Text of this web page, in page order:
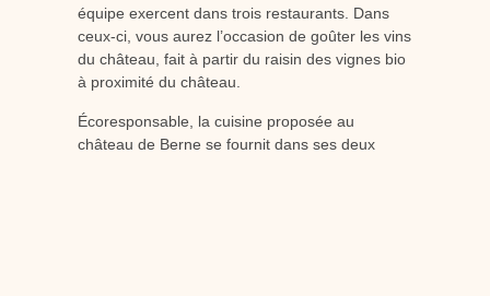
équipe exercent dans trois restaurants. Dans
ceux-ci, vous aurez l’occasion de goûter les vins
du château, fait à partir du raisin des vignes bio
à proximité du château.
Écoresponsable, la cuisine proposée au
château de Berne se fournit dans ses deux